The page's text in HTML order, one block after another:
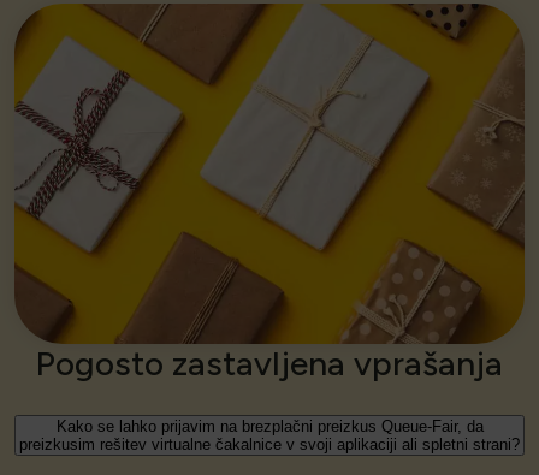
Pogosto zastavljena vprašanja
Kako se lahko prijavim na brezplačni preizkus Queue-Fair, da
preizkusim rešitev virtualne čakalnice v svoji aplikaciji ali spletni strani?